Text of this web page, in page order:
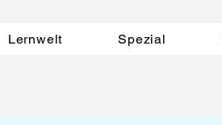
Lernwelt Spezial